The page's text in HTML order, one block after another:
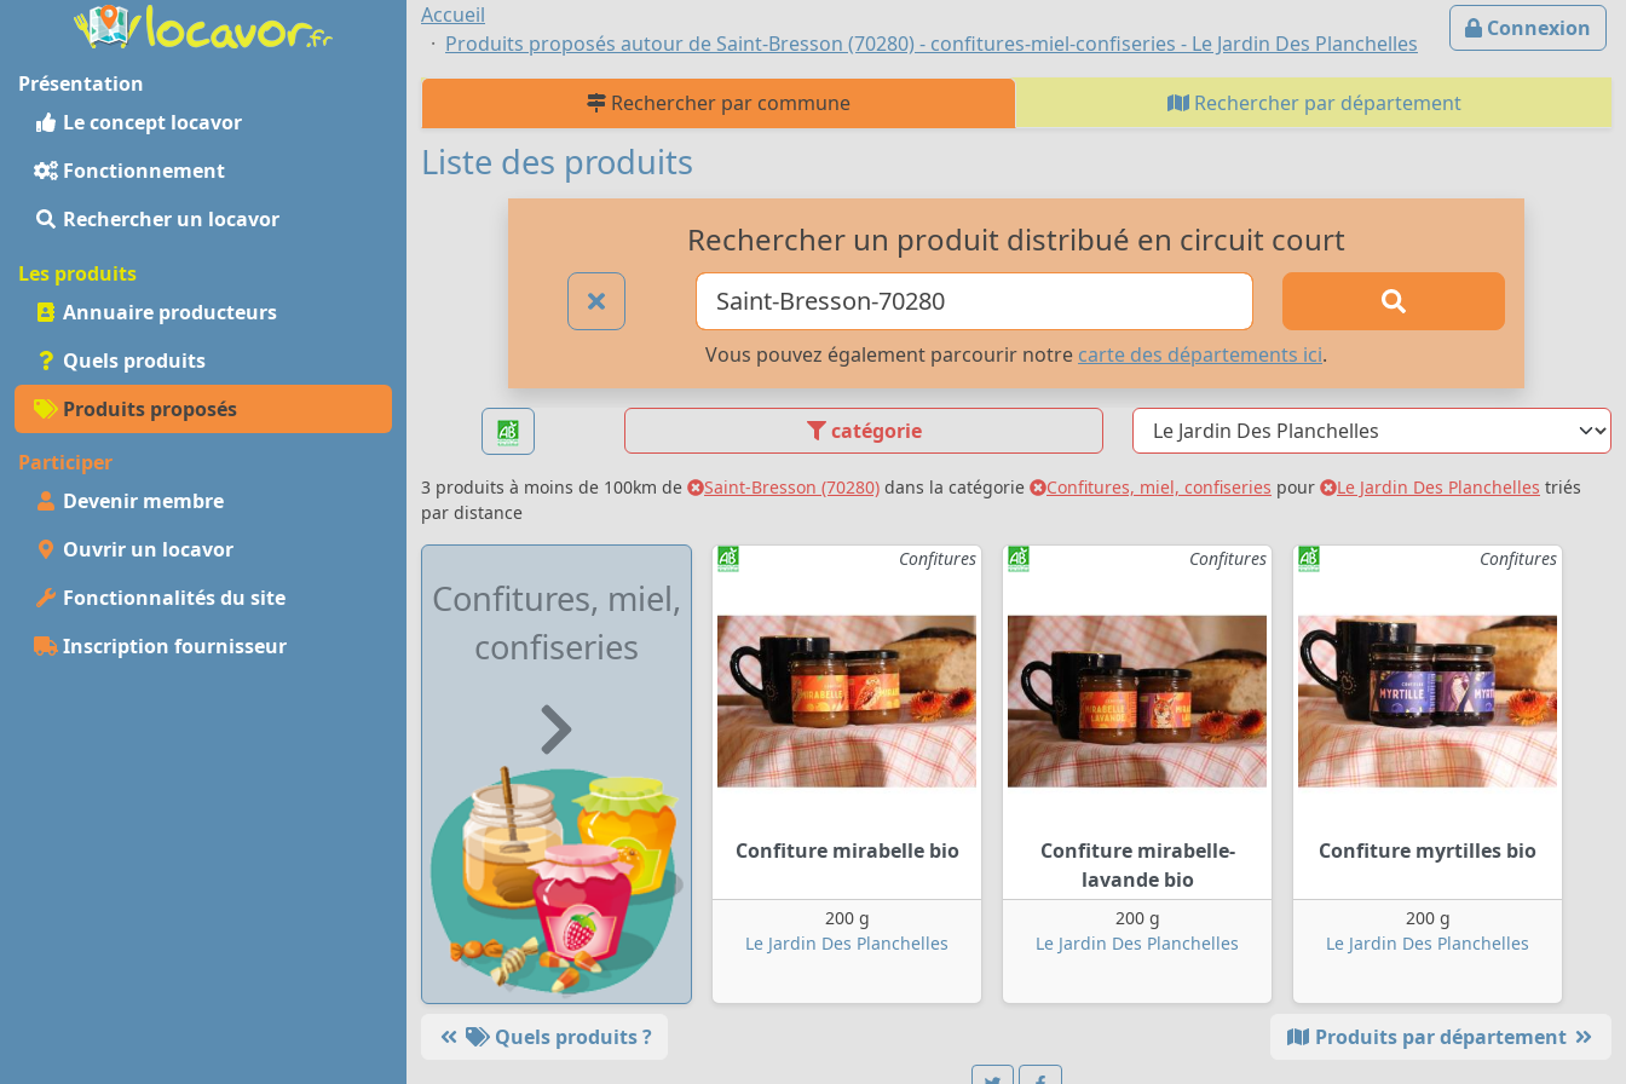
Présentation
Le concept locavor
Fonctionnement
Rechercher un locavor
Les produits
Annuaire producteurs
Quels produits
Produits proposés
Participer
Devenir membre
Ouvrir un locavor
Fonctionnalités du site
Inscription fournisseur
Connexion
Accueil
Produits proposés autour de Saint-Bresson (70280) - confitures-miel-confiseries - Le Jardin Des Planchelles
Rechercher par commune Rechercher par département
Liste des produits
Rechercher un produit distribué en circuit court
Vous pouvez également parcourir notre carte des départements ici.
catégorie
3 produits à moins de 100km de Saint-Bresson (70280) dans la catégorie Confitures, miel, confiseries pour Le Jardin Des Planchelles triés
par distance
Confitures, miel,
confiseries
Confitures
Confiture mirabelle bio
200 g
Le Jardin Des Planchelles
Confitures
Confiture mirabelle-
lavande bio
200 g
Le Jardin Des Planchelles
Confitures
Confiture myrtilles bio
200 g
Le Jardin Des Planchelles
Produits par département
Quels produits ?